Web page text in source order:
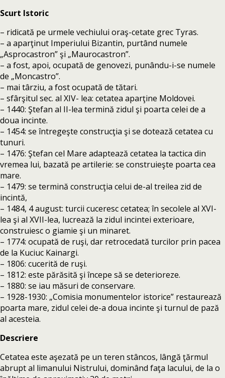
Scurt Istoric
– ridicată pe urmele vechiului oraş-cetate grec Tyras.
– a aparţinut Imperiului Bizantin, purtând numele
„Asprocastron” şi „Maurocastron”.
– a fost, apoi, ocupată de genovezi, punându-i-se numele
de „Moncastro”.
– mai târziu, a fost ocupată de tătari.
– sfârşitul sec. al XIV- lea: cetatea aparţine Moldovei.
– 1440: Ştefan al II-lea termină zidul şi poarta celei de a
doua incinte.
– 1454: se întregeşte construcţia şi se dotează cetatea cu
tunuri.
– 1476: Ştefan cel Mare adaptează cetatea la tactica din
vremea lui, bazată pe artilerie: se construieşte poarta cea
mare.
– 1479: se termină construcţia celui de-al treilea zid de
incintă,
– 1484, 4 august: turcii cuceresc cetatea; în secolele al XVI-
lea şi al XVII-lea, lucrează la zidul incintei exterioare,
construiesc o giamie şi un minaret.
– 1774: ocupată de ruşi, dar retrocedată turcilor prin pacea
de la Kuciuc Kainargi.
– 1806: cucerită de ruşi.
– 1812: este părăsită şi începe să se deterioreze.
– 1880: se iau măsuri de conservare.
– 1928-1930: „Comisia monumentelor istorice” restaurează
poarta mare, zidul celei de-a doua incinte şi turnul de pază
al acesteia.
Descriere
Cetatea este aşezată pe un teren stâncos, lângă ţărmul
abrupt al limanului Nistrului, dominând faţa lacului, de la o